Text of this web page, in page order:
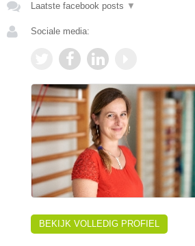
Laatste facebook posts ▼
Sociale media:
BEKIJK VOLLEDIG PROFIEL